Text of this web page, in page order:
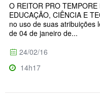
O REITOR PRO
EDUCAÇÃO, CIÊNCIA E
no uso de suas atribuições
de 04 de janeiro de...
24/02/16
14h17